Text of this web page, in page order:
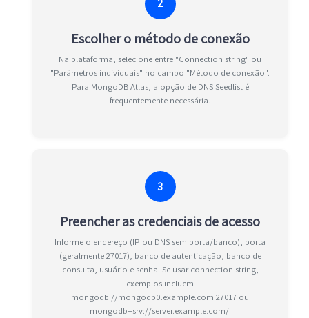
2
Escolher o método de conexão
Na plataforma, selecione entre "Connection string" ou
"Parâmetros individuais" no campo "Método de conexão".
Para MongoDB Atlas, a opção de DNS Seedlist é
frequentemente necessária.
3
Preencher as credenciais de acesso
Informe o endereço (IP ou DNS sem porta/banco), porta
(geralmente 27017), banco de autenticação, banco de
consulta, usuário e senha. Se usar connection string,
exemplos incluem
mongodb://mongodb0.example.com:27017 ou
mongodb+srv://server.example.com/.